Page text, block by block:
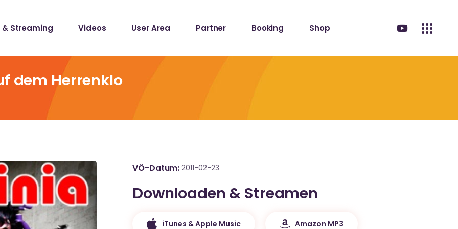
& Streaming Videos User Area Partner Booking Shop
dem Herrenklo
VÖ-Datum 2011-02-23
Downloaden & Streamen
iTunes & Apple Music Amazon MP3